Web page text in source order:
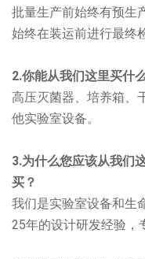
批量生产前始终有预生
始终在装运前进行最终
2.你能从我们这里买什
高压灭菌器、培养箱、
他实验室设备。
3.为什么您应该从我们
买？
我们是实验室设备和生
25年的设计研发经验，